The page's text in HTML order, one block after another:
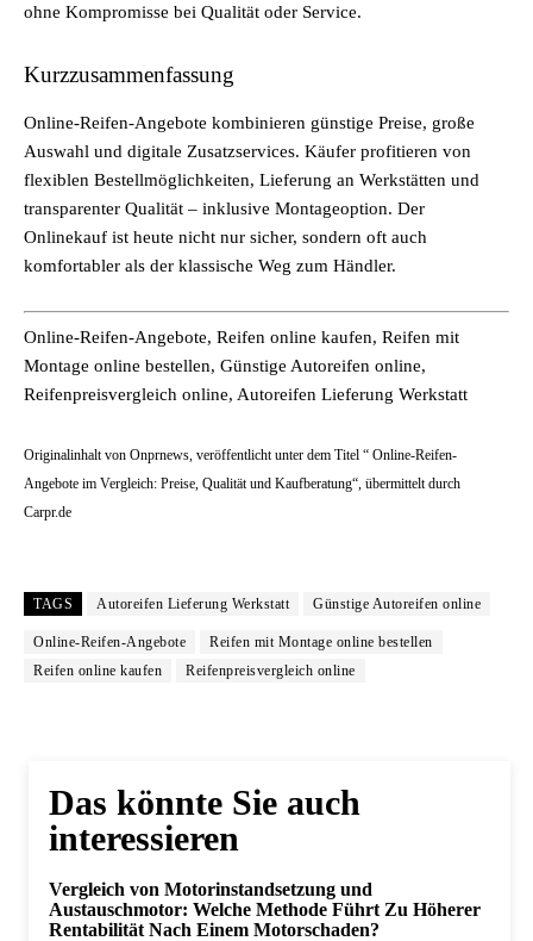
ohne Kompromisse bei Qualität oder Service.
Kurzzusammenfassung
Online-Reifen-Angebote kombinieren günstige Preise, große
Auswahl und digitale Zusatzservices. Käufer profitieren von
flexiblen Bestellmöglichkeiten, Lieferung an Werkstätten und
transparenter Qualität – inklusive Montageoption. Der
Onlinekauf ist heute nicht nur sicher, sondern oft auch
komfortabler als der klassische Weg zum Händler.
Online-Reifen-Angebote, Reifen online kaufen, Reifen mit
Montage online bestellen, Günstige Autoreifen online,
Reifenpreisvergleich online, Autoreifen Lieferung Werkstatt
Originalinhalt von Onprnews, veröffentlicht unter dem Titel “ Online-Reifen-
Angebote im Vergleich: Preise, Qualität und Kaufberatung“, übermittelt durch
Carpr.de
TAGS Autoreifen Lieferung Werkstatt Günstige Autoreifen online
Online-Reifen-Angebote
Reifen mit Montage online bestellen
Reifen online kaufen
Reifenpreisvergleich online
Das könnte Sie auch
interessieren
Vergleich von Motorinstandsetzung und
Austauschmotor: Welche Methode Führt Zu Höherer
Rentabilität Nach Einem Motorschaden?